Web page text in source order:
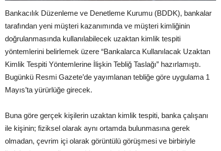
Bankacılık Düzenleme ve Denetleme Kurumu (BDDK), bankalar
tarafından yeni müşteri kazanımında ve müşteri kimliğinin
doğrulanmasında kullanılabilecek uzaktan kimlik tespiti
yöntemlerini belirlemek üzere “Bankalarca Kullanılacak Uzaktan
Kimlik Tespiti Yöntemlerine İlişkin Tebliğ Taslağı” hazırlamıştı.
Bugünkü Resmi Gazete’de yayımlanan tebliğe göre uygulama 1
Mayıs’ta yürürlüğe girecek.
Buna göre gerçek kişilerin uzaktan kimlik tespiti, banka çalışanı
ile kişinin; fiziksel olarak aynı ortamda bulunmasına gerek
olmadan, çevrim içi olarak görüntülü görüşmesi ve birbiriyle